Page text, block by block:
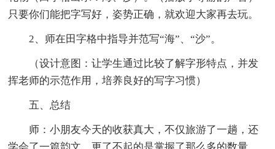
只要你们能把字写好，姿势正确，就欢迎大家再去玩。
2、师在田字格中指导并范写“海”、“沙”。
（设计意图：让学生通过比较了解字形特点，并发
挥老师的示范作用，培养良好的写字习惯）
五、总结
师：小朋友今天的收获真大，不仅旅游了一趟，还